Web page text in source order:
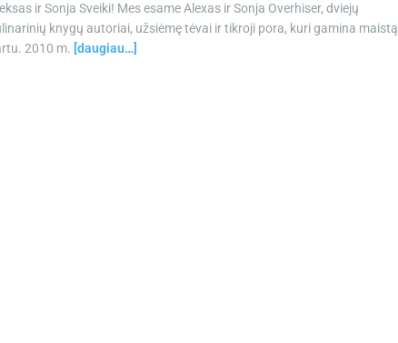
ir Sonja Sveiki! Mes esame Alexas ir Sonja Overhiser, dviejų
knygų autoriai, užsiėmę tėvai ir tikroji pora, kuri gamina maistą
2010 m. [daugiau…]